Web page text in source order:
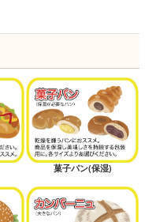
菓子パン(保湿)